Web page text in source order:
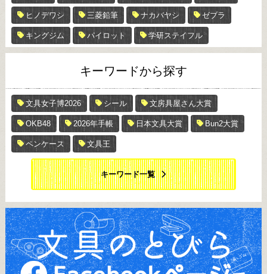
ヒノデワシ 三菱鉛筆 ナカバヤシ ゼブラ
キングジム パイロット 学研ステイフル
キーワードから探す
文具女子博2026 シール 文房具屋さん大賞
OKB48 2026年手帳 日本文具大賞 Bun2大賞
ペンケース 文具王
キーワード一覧